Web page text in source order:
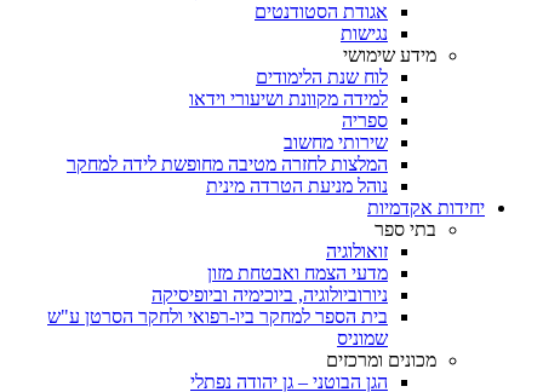
אגודת הסטודנטים
נגישות
מידע שימושי
לוח שנת הלימודים
למידה מקוונת ושיעורי וידאו
ספריה
שירותי מחשוב
המלצות לחזרה מטיבה מחופשת לידה למחקר
נוהל מניעת הטרדה מינית
יחידות אקדמיות
בתי ספר
זואולוגיה
מדעי הצמח ואבטחת מזון
ניורוביולוגיה, ביוכימיה וביופיסיקה
בית הספר למחקר ביו-רפואי ולחקר הסרטן ע"ש
שמוניס
מכונים ומרכזים
הגן הבוטני – גן יהודה נפתלי